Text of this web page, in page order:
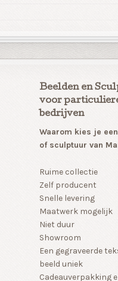
Beelden en
voor
bedrijven
Waarom kies je
of sculptuur van
Ruime collectie
Zelf producent
Snelle levering
Maatwerk mogelijk
Niet duur
Showroom
Een gegraveerde
beeld uniek
Cadeauverpakking